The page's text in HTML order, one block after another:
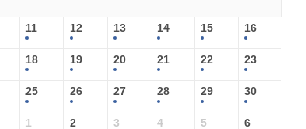
11 12 13 14 15 16
18 19 20 21 22 23
25 26 27 28 29 30
1 2 3 4 5 6